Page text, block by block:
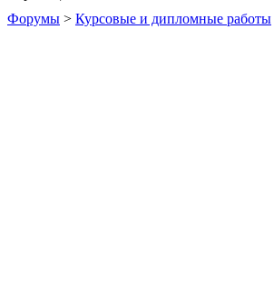
Форумы > Курсовые и дипломные работы